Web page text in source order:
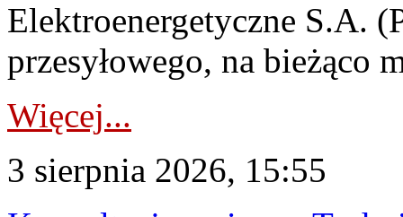
Elektroenergetyczne S.A.
przesyłowego, na bieżąco
Więcej...
3 sierpnia 2026, 15:55